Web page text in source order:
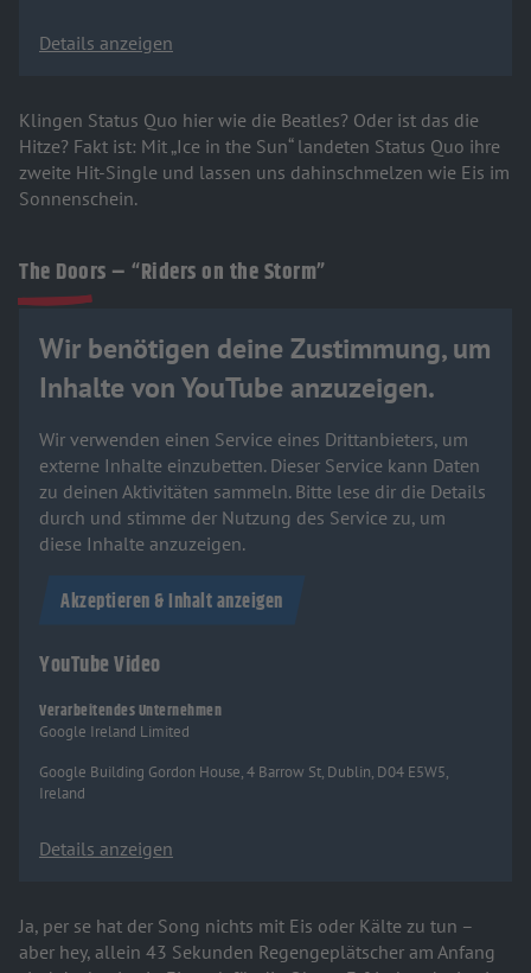
Details anzeigen
Klingen Status Quo hier wie die Beatles? Oder ist das die
Hitze? Fakt ist: Mit „Ice in the Sun“ landeten Status Quo ihre
zweite Hit-Single und lassen uns dahinschmelzen wie Eis im
Sonnenschein.
The Doors – “Riders on the Storm”
Wir benötigen deine Zustimmung, um
Inhalte von YouTube anzuzeigen.
Wir verwenden einen Service eines Drittanbieters, um
externe Inhalte einzubetten. Dieser Service kann Daten
zu deinen Aktivitäten sammeln. Bitte lese dir die Details
durch und stimme der Nutzung des Service zu, um
diese Inhalte anzuzeigen.
Akzeptieren & Inhalt anzeigen
YouTube Video
Verarbeitendes Unternehmen
Google Ireland Limited
Google Building Gordon House, 4 Barrow St, Dublin, D04 E5W5,
Ireland
Details anzeigen
Ja, per se hat der Song nichts mit Eis oder Kälte zu tun –
aber hey, allein 43 Sekunden Regengeplätscher am Anfang